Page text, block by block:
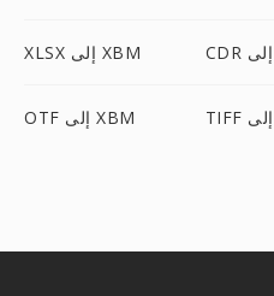
XLSX إلى XBM
OTF إلى XBM